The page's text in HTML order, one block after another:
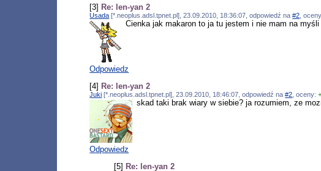
[3] Re: len-yan 2
Usada [*.neoplus.adsl.tpnet.pl], 23.09.2010, 18:36:07, odpowiedź na#2 ,
Cienka jak makaron to ja tu jestem i nie mam na
Odpowiedz
[4] Re: len-yan 2
Juki [*.neoplus.adsl.tpnet.pl], 23.09.2010, 18:46:07, odpowiedź na#2 , oceny:
skad taki brak wiary w siebie? ja rozumiem, ze
Odpowiedz
[5] Re: len-yan 2